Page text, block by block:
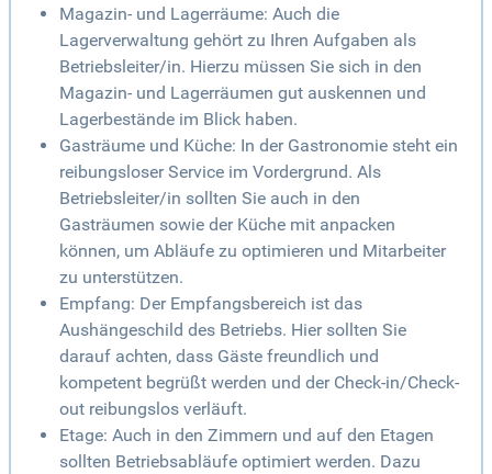
Magazin- und Lagerräume: Auch die
Lagerverwaltung gehört zu Ihren Aufgaben als
Betriebsleiter/in. Hierzu müssen Sie sich in den
Magazin- und Lagerräumen gut auskennen und
Lagerbestände im Blick haben.
Gasträume und Küche: In der Gastronomie steht ein
reibungsloser Service im Vordergrund. Als
Betriebsleiter/in sollten Sie auch in den
Gasträumen sowie der Küche mit anpacken
können, um Abläufe zu optimieren und Mitarbeiter
zu unterstützen.
Empfang: Der Empfangsbereich ist das
Aushängeschild des Betriebs. Hier sollten Sie
darauf achten, dass Gäste freundlich und
kompetent begrüßt werden und der Check-in/Check-
out reibungslos verläuft.
Etage: Auch in den Zimmern und auf den Etagen
sollten Betriebsabläufe optimiert werden. Dazu